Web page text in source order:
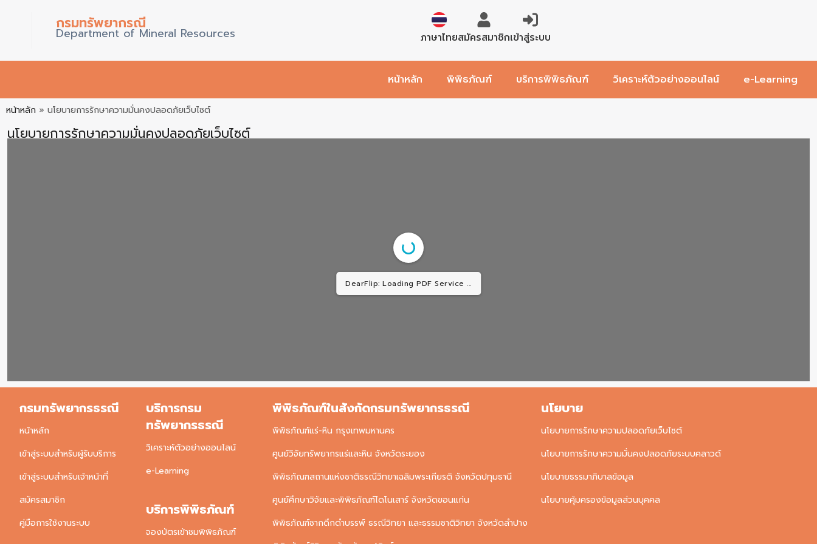
กรมทรัพยากรณี
Department of Mineral Resources ภาษาไทยEnglishสมัครสมาชิกเข้าสู่ระบบ
หน้าหลัก พิพิธภัณฑ์ บริการพิพิธภัณฑ์ วิเคราะห์ตัวอย่างออนไลน์ e-Learning
หน้าหลัก » นโยบายการรักษาความมั่นคงปลอดภัยเว็บไซต์
นโยบายการรักษาความมั่นคงปลอดภัยเว็บไซต์
DearFlip: Loading PDF Service ...
กรมทรัพยากรธรณี
หน้าหลัก
เข้าสู่ระบบสำหรับผู้รับบริการ
เข้าสู่ระบบสำหรับเจ้าหน้าที่
สมัครสมาชิก
คู่มือการใช้งานระบบ
บริการกรม
ทรัพยากรธรณี
วิเคราะห์ตัวอย่างออนไลน์
e-Learning
บริการพิพิธภัณฑ์
จองบัตรเข้าชมพิพิธภัณฑ์
พิพิธภัณฑ์ในสังกัดกรมทรัพยากรธรณี
พิพิธภัณฑ์แร่-หิน กรุงเทพมหานคร
ศูนย์วิจัยทรัพยากรแร่และหิน จังหวัดระยอง
พิพิธภัณฑสถานแห่งชาติธรณีวิทยาเฉลิมพระเกียรติ จังหวัดปทุมธานี
ศูนย์ศึกษาวิจัยและพิพิธภัณฑ์ไดโนเสาร์ จังหวัดขอนแก่น
พิพิธภัณฑ์ซากดึกดำบรรพ์ ธรณีวิทยา และธรรมชาติวิทยา จังหวัดลำปาง
นโยบาย
นโยบายการรักษาความปลอดภัยเว็บไซต์
นโยบายการรักษาความมั่นคงปลอดภัยระบบคลาวด์
นโยบายธรรมาภิบาลข้อมูล
นโยบายคุ้มครองข้อมูลส่วนบุคคล